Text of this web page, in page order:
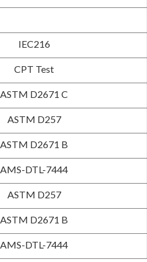
IEC216
CPT Test
ASTM D2671 C
ASTM D257
ASTM D2671 B
AMS-DTL-7444
ASTM D257
ASTM D2671 B
AMS-DTL-7444